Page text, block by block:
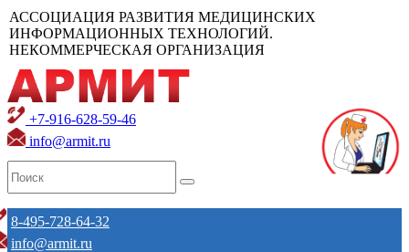
АССОЦИАЦИЯ РАЗВИТИЯ МЕДИЦИНСКИХ
ИНФОРМАЦИОННЫХ ТЕХНОЛОГИЙ.
НЕКОММЕРЧЕСКАЯ ОРГАНИЗАЦИЯ
+7-916-628-59-46
info@armit.ru
8-495-728-64-32
info@armit.ru